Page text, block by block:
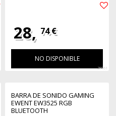
28, 74 €
NO DISPONIBLE
28961
BARRA DE SONIDO GAMING
EWENT EW3525 RGB
BLUETOOTH